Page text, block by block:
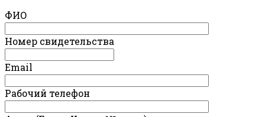
ФИО
Номер свидетельства
Email
Рабочий телефон